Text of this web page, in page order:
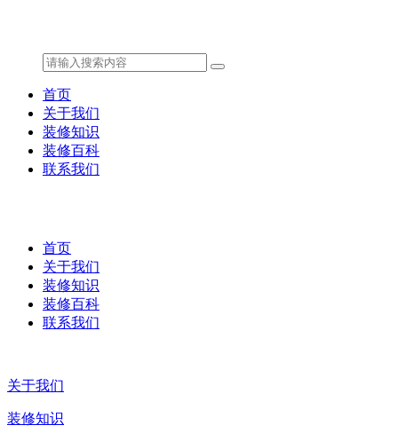
首页
关于我们
装修知识
装修百科
联系我们
首页
关于我们
装修知识
装修百科
联系我们
关于我们
装修知识